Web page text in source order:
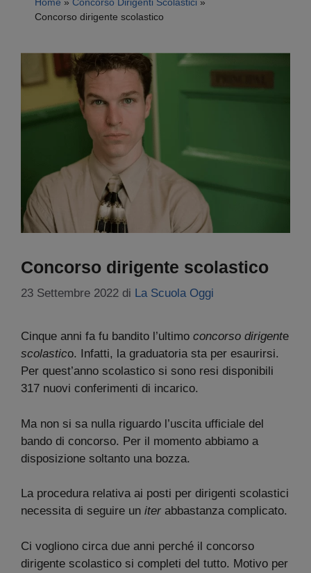
Concorso dirigente scolastico
Concorso dirigente scolastico
23 Settembre 2022 di La Scuola Oggi
Cinque anni fa fu bandito l’ultimo concorso dirigente
scolastico. Infatti, la graduatoria sta per esaurirsi.
Per quest’anno scolastico si sono resi disponibili
317 nuovi conferimenti di incarico.
Ma non si sa nulla riguardo l’uscita ufficiale del
bando di concorso. Per il momento abbiamo a
disposizione soltanto una bozza.
La procedura relativa ai posti per dirigenti scolastici
necessita di seguire un iter abbastanza complicato.
Ci vogliono circa due anni perché il concorso
dirigente scolastico si completi del tutto. Motivo per